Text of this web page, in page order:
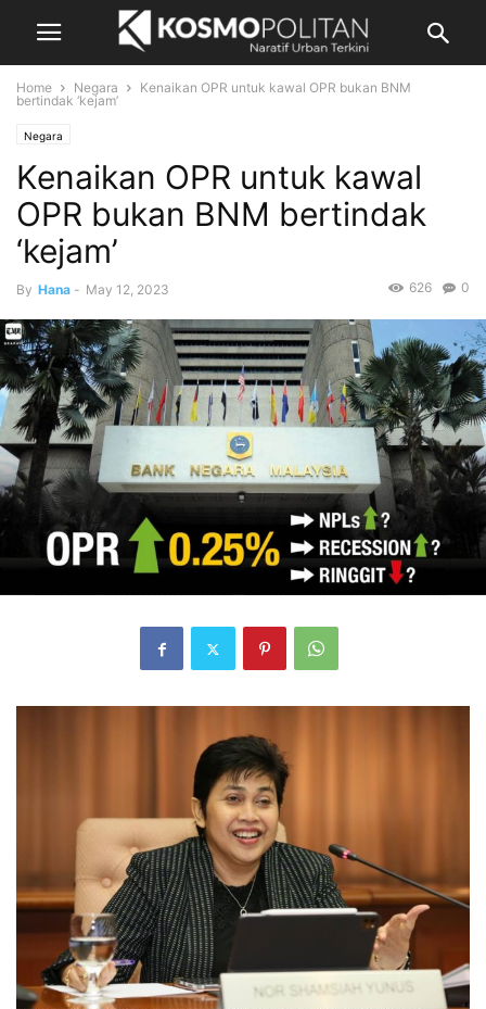
Home Negara
Kenaikan OPR untuk kawal OPR bukan BNM
bertindak ‘kejam’
Negara
Kenaikan OPR untuk kawal
OPR bukan BNM bertindak
‘kejam’
By Hana - May 12, 2023 0
626